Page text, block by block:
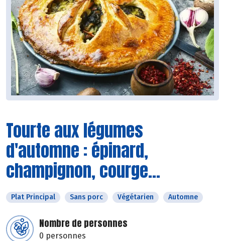
Tourte aux légumes
d'automne : épinard,
champignon, courge...
Plat Principal Sans porc Végétarien Automne
Nombre de personnes
0 personnes